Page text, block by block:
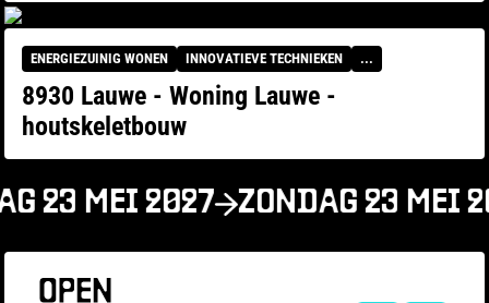
ENERGIEZUINIG WONEN INNOVATIEVE TECHNIEKEN ...
8930 Lauwe - Woning Lauwe -
houtskeletbouw
23 MEI 2027 ZONDAG 23 MEI